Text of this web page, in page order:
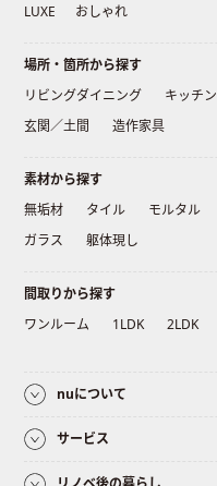
LUXE
おしゃれ
場所・箇所から探す
リビングダイニング
キッチン
玄関／土間
造作家具
素材から探す
無垢材
タイル モルタル
ガラス
躯体現し
間取りから探す
ワンルーム
1LDK 2LDK
nuについて
サービス